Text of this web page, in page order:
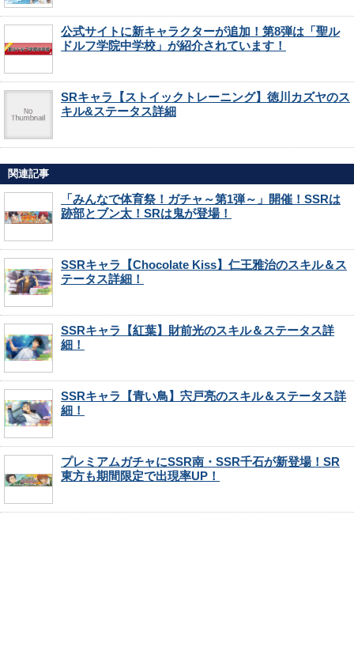
公式サイトに新キャラクターが追加！第8弾は「聖ル
ドルフ学院中学校」が紹介されています！
SRキャラ【ストイックトレーニング】徳川カズヤのス
キル&ステータス詳細
関連記事
「みんなで体育祭！ガチャ～第1弾～」開催！SSRは
跡部とブン太！SRは鬼が登場！
SSRキャラ【Chocolate Kiss】仁王雅治のスキル＆ス
テータス詳細！
SSRキャラ【紅葉】財前光のスキル＆ステータス詳
細！
SSRキャラ【青い鳥】宍戸亮のスキル＆ステータス詳
細！
プレミアムガチャにSSR南・SSR千石が新登場！SR
東方も期間限定で出現率UP！